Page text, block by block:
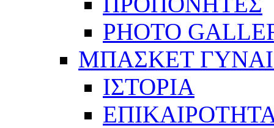
PHOTO
ΜΠΑΣΚΕΤ
ΙΣΤΟΡΙΑ